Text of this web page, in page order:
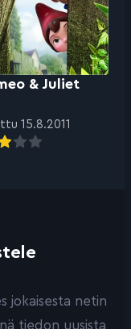
& Juliet
15.8.2011
jokaisesta netin
tiedon uusista